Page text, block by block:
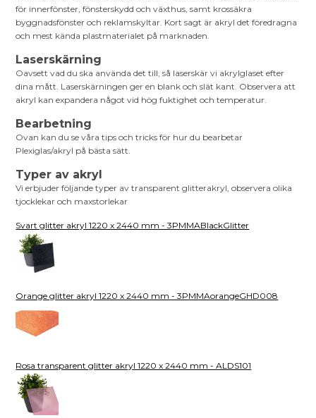
för innerfönster, fönsterskydd och växthus, samt krossäkra
byggnadsfönster och reklamskyltar. Kort sagt är akryl det föredragna
och mest kända plastmaterialet på marknaden.
Laserskärning
Oavsett vad du ska använda det till, så laserskär vi akrylglaset efter
dina mått. Laserskärningen ger en blank och slät kant. Observera att
akryl kan expandera något vid hög fuktighet och temperatur.
Bearbetning
Ovan kan du se våra tips och tricks för hur du bearbetar
Plexiglas/akryl på bästa sätt.
Typer av akryl
Vi erbjuder följande typer av transparent glitterakryl, observera olika
tjocklekar och maxstorlekar
Svart glitter akryl 1220 x 2440 mm - 3PMMABlackGlitter
Orange glitter akryl 1220 x 2440 mm - 3PMMAorangeGHD008
Rosa transparent glitter akryl 1220 x 2440 mm - ALDS101